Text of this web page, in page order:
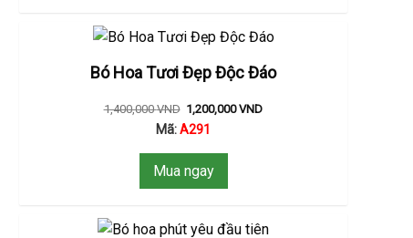
Bó Hoa Tươi Đẹp Độc Đáo
1,400,000VND 1,200,000VND
Mã:A291
Mua ngay